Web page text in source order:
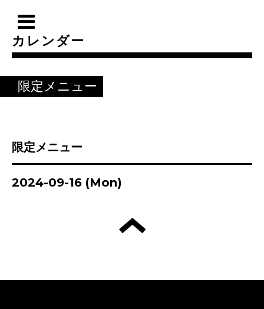
カレンダー
限定メニュー
限定メニュー
2024-09-16 (Mon)